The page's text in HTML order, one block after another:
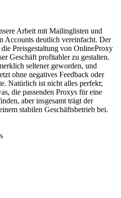
Arbeit mit Mailinglisten und
Accounts deutlich vereinfacht. Der
Preisgestaltung von OnlineProxy
Geschäft profitabler zu gestalten.
seltener geworden, und
ohne negatives Feedback oder
Natürlich ist nicht alles perfekt;
die passenden Proxys für eine
aber insgesamt trägt der
stabilen Geschäftsbetrieb bei.